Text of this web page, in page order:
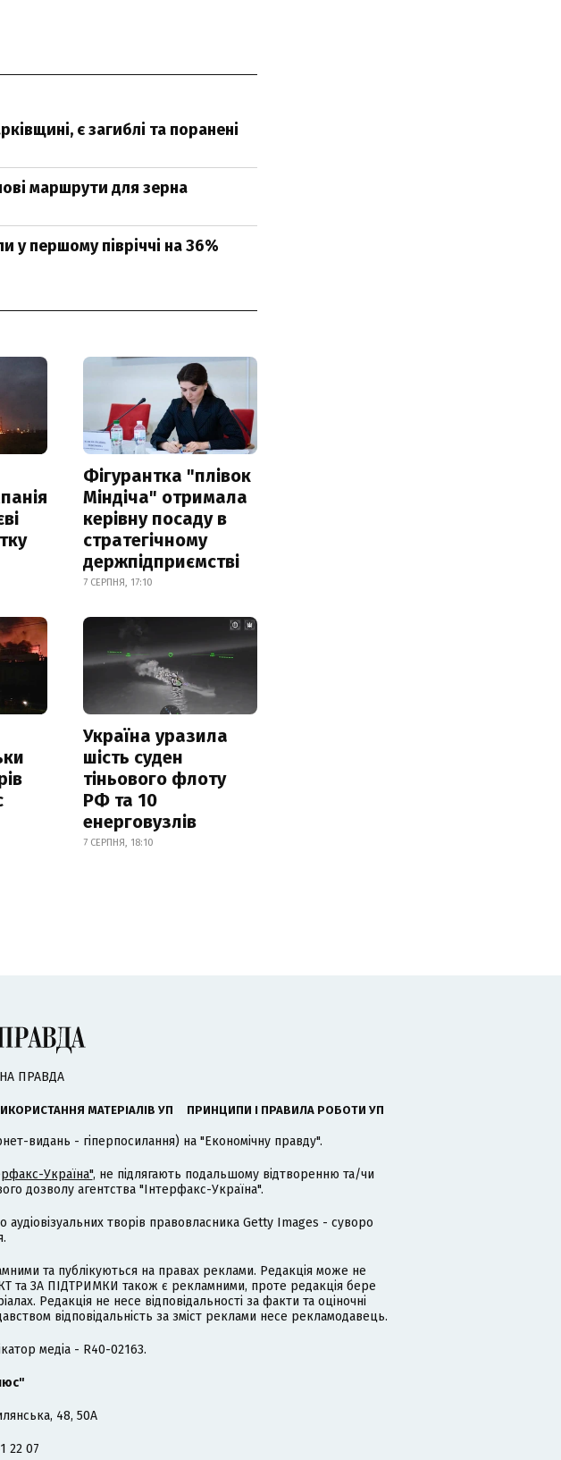
є загиблі та поранені
маршрути для зерна
у першому півріччі на 36%
Фігурантка "плівок
Міндіча" отримала
керівну посаду в
стратегічному
держпідприємстві
7 СЕРПНЯ, 17:10
Україна уразила
шість суден
тіньового флоту
РФ та 10
енерговузлів
7 СЕРПНЯ, 18:10
ПРАВДА
МАТЕРІАЛІВ УП ПРИНЦИПИ І ПРАВИЛА РОБОТИ УП
видань - гіперпосилання) на "Економічну правду".
Україна", не підлягають подальшому відтворенню та/чи
дозволу агентства "Інтерфакс-Україна".
творів правовласника Getty Images - суворо
та публікуються на правах реклами. Редакція може не
та ЗА ПІДТРИМКИ також є рекламними, проте редакція бере
Редакція не несе відповідальності за факти та оціночні
відповідальність за зміст реклами несе рекламодавець.
медіа - R40-02163.
48, 50А
22 07